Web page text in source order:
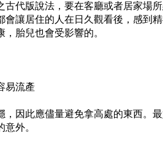
代版說法，要在客廳或者居家場
讓居住的人在日久觀看後，感到
，胎兒也會受影響的。
易流產
因此應儘量避免拿高處的東西。
外。